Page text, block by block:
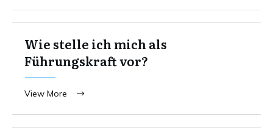
Wie stelle ich mich als
Führungskraft vor?
View More